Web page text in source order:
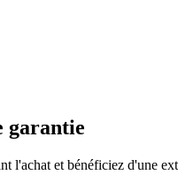
garantie
l'achat et bénéficiez d'une